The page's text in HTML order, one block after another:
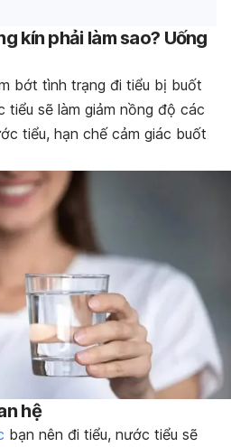
kín phải làm sao? Uống
bớt tình trạng đi tiểu bị buốt
tiểu sẽ làm giảm nồng độ các
tiểu, hạn chế cảm giác buốt
hệ
bạn nên đi tiểu, nước tiểu sẽ